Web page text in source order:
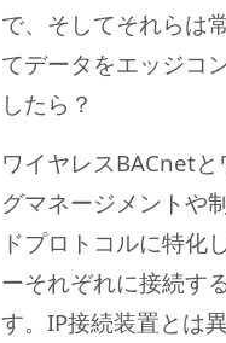
で、そしてそれらは
てデータをエッジコ
したら？
ワイヤレスBACnet
グマネージメントや
ドプロトコルに特化
ーそれぞれに接続す
す。IP接続装置とは